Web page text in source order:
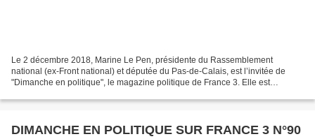
Le 2 décembre 2018, Marine Le Pen, présidente du Rassemblement
national (ex-Front national) et députée du Pas-de-Calais, est l’invitée de
"Dimanche en politique", le magazine politique de France 3. Elle est
DIMANCHE EN POLITIQUE SUR FRANCE 3 N°90